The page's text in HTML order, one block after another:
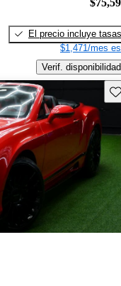
El precio incluye tasas
$1,471/mes
Verif. disponibilidad